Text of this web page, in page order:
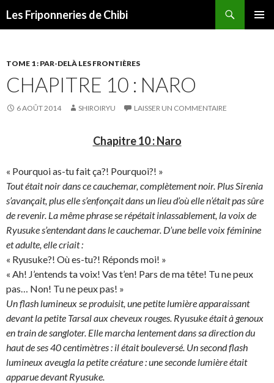
Les Friponneries de Chibi
TOME 1 : PAR-DELÀ LES FRONTIÈRES
CHAPITRE 10 : NARO
6 AOÛT 2014 SHIROIRYU LAISSER UN COMMENTAIRE
Chapitre 10 : Naro
« Pourquoi as-tu fait ça?! Pourquoi?! »
Tout était noir dans ce cauchemar, complètement noir. Plus Sirenia
s’avançait, plus elle s’enfonçait dans un lieu d’où elle n’était pas sûre
de revenir. La même phrase se répétait inlassablement, la voix de
Ryusuke s’entendant dans le cauchemar. D’une belle voix féminine
et adulte, elle criait :
« Ryusuke?! Où es-tu?! Réponds moi! »
« Ah! J’entends ta voix! Vas t’en! Pars de ma tête! Tu ne peux
pas… Non! Tu ne peux pas! »
Un flash lumineux se produisit, une petite lumière apparaissant
devant la petite Tarsal aux cheveux rouges. Ryusuke était à genoux
en train de sangloter. Elle marcha lentement dans sa direction du
haut de ses 40 centimètres : il était bouleversé. Un second flash
lumineux aveugla la petite créature : une seconde lumière était
apparue devant Ryusuke.